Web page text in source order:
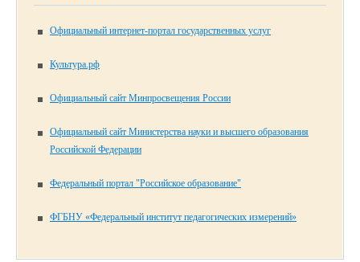
Официальный интернет-портал государственных услуг
Культура.рф
Официальный сайт Минпросвещения России
Официальный сайт Министерства науки и высшего образования
Российской Федерации
Федеральный портал "Российское образование"
ФГБНУ «Федеральный институт педагогических измерений»